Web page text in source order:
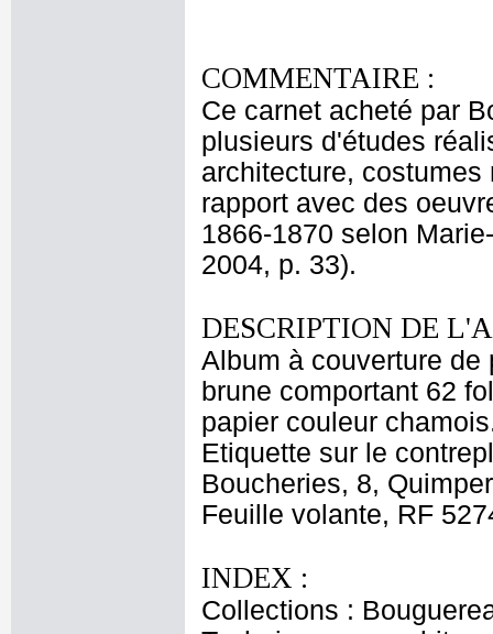
COMMENTAIRE :
Ce carnet acheté par
plusieurs d'études
architecture,
rapport avec des
1866-1870 selon
2004, p. 33).
DESCRIPTION DE
Album à couverture
brune comportant 62
papier couleur
Etiquette sur le
Boucheries, 8,
Feuille volante, RF
INDEX :
Collections :